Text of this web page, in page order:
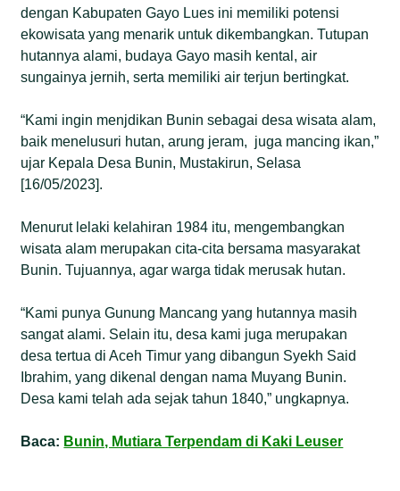
dengan Kabupaten Gayo Lues ini memiliki potensi
ekowisata yang menarik untuk dikembangkan. Tutupan
hutannya alami, budaya Gayo masih kental, air
sungainya jernih, serta memiliki air terjun bertingkat.
“Kami ingin menjdikan Bunin sebagai desa wisata alam,
baik menelusuri hutan, arung jeram, juga mancing ikan,”
ujar Kepala Desa Bunin, Mustakirun, Selasa
[16/05/2023].
Menurut lelaki kelahiran 1984 itu, mengembangkan
wisata alam merupakan cita-cita bersama masyarakat
Bunin. Tujuannya, agar warga tidak merusak hutan.
“Kami punya Gunung Mancang yang hutannya masih
sangat alami. Selain itu, desa kami juga merupakan
desa tertua di Aceh Timur yang dibangun Syekh Said
Ibrahim, yang dikenal dengan nama Muyang Bunin.
Desa kami telah ada sejak tahun 1840,” ungkapnya.
Baca: Bunin, Mutiara Terpendam di Kaki Leuser